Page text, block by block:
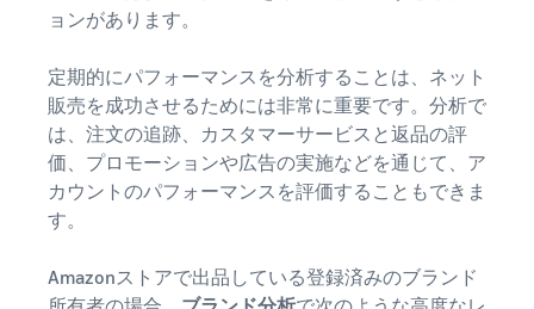
ョンがあります。
定期的にパフォーマンスを分析することは、ネット
販売を成功させるためには非常に重要です。分析で
は、注文の追跡、カスタマーサービスと返品の評
価、プロモーションや広告の実施などを通じて、ア
カウントのパフォーマンスを評価することもできま
す。
Amazonストアで出品している登録済みのブランド